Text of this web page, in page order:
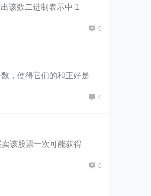
该数二进制表示中 1
0
，使得它们的和正好是
0
该股票一次可能获得
0